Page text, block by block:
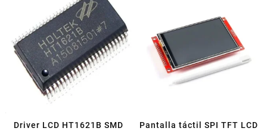
Driver LCD HT1621B SMD
Pantalla táctil SPI TFT LCD